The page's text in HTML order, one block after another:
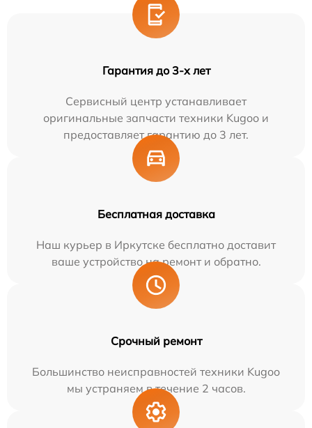
Гарантия до 3-х лет
Сервисный центр устанавливает
оригинальные запчасти техники Kugoo и
предоставляет гарантию до 3 лет.
Бесплатная доставка
Наш курьер в Иркутске бесплатно доставит
ваше устройство на ремонт и обратно.
Срочный ремонт
Большинство неисправностей техники Kugoo
мы устраняем в течение 2 часов.